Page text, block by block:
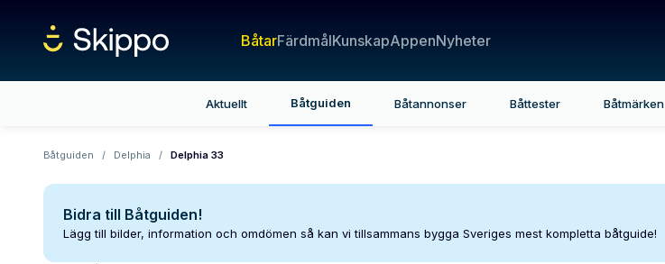
BåtarFärdmålKunskapAppenNyheter
Aktuellt Båtguiden Båtannonser Båttester Båtmärken
Båtguiden / Delphia / Delphia 33
Bidra till Båtguiden!
Lägg till bilder, information och omdömen så kan vi tillsammans bygga Sveriges mest kompletta båtguide!